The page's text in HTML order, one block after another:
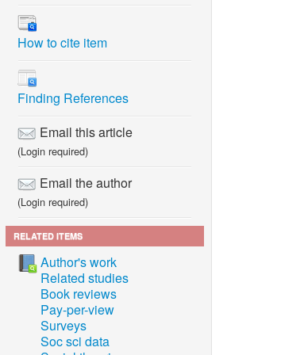
How to cite item
Finding References
Email this article
(Login required)
Email the author
(Login required)
RELATED ITEMS
Author's work
Related studies
Book reviews
Pay-per-view
Surveys
Soc sci data